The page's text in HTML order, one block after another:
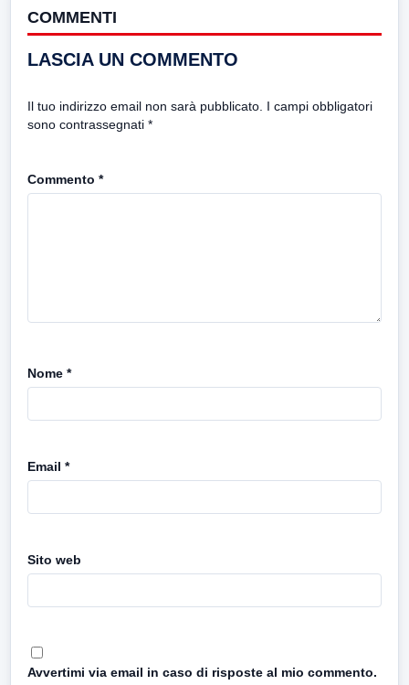
COMMENTI
LASCIA UN COMMENTO
Il tuo indirizzo email non sarà pubblicato. I campi obbligatori
sono contrassegnati *
Commento *
Nome *
Email *
Sito web
Avvertimi via email in caso di risposte al mio commento.